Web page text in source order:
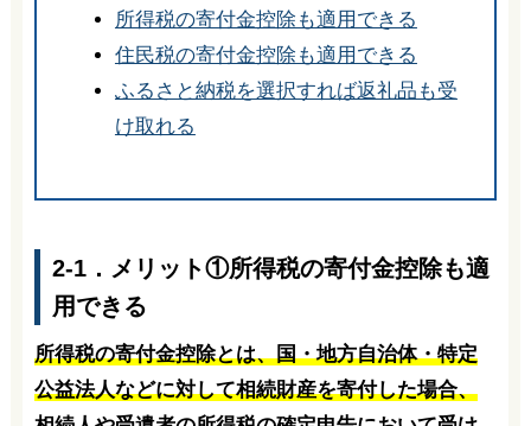
所得税の寄付金控除も適用できる
住民税の寄付金控除も適用できる
ふるさと納税を選択すれば返礼品も受
け取れる
2-1．メリット①所得税の寄付金控除も適
用できる
所得税の寄付金控除とは、国・地方自治体・特定
公益法人などに対して相続財産を寄付した場合、